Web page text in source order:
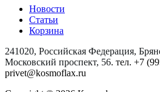
Новости
Статьи
Корзина
241020, Российская Федерация,
Московский проспект, 56. тел. +7
privet@kosmoflax.ru